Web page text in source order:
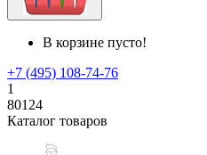
В корзине пусто!
+7 (495) 108-74-76
1
80124
Каталог товаров